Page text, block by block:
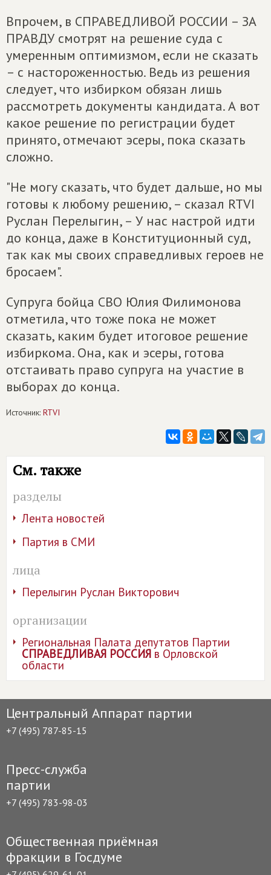
Впрочем, в СПРАВЕДЛИВОЙ РОССИИ – ЗА
ПРАВДУ смотрят на решение суда с
умеренным оптимизмом, если не сказать
– с настороженностью. Ведь из решения
следует, что избирком обязан лишь
рассмотреть документы кандидата. А вот
какое решение по регистрации будет
принято, отмечают эсеры, пока сказать
сложно.
"Не могу сказать, что будет дальше, но мы
готовы к любому решению, – сказал RTVI
Руслан Перелыгин, – У нас настрой идти
до конца, даже в Конституционный суд,
так как мы своих справедливых героев не
бросаем".
Супруга бойца СВО Юлия Филимонова
отметила, что тоже пока не может
сказать, каким будет итоговое решение
избиркома. Она, как и эсеры, готова
отстаивать право супруга на участие в
выборах до конца.
Источник: RTVI
См. также
разделы
Лента новостей
Партия в СМИ
лица
Перелыгин Руслан Викторович
организации
Региональная Палата депутатов Партии
СПРАВЕДЛИВАЯ РОССИЯв Орловской
области
Центральный Аппарат партии
+7 (495) 787-85-15
Пресс-служба
партии
+7 (495) 783-98-03
Общественная приёмная
фракции в Госдуме